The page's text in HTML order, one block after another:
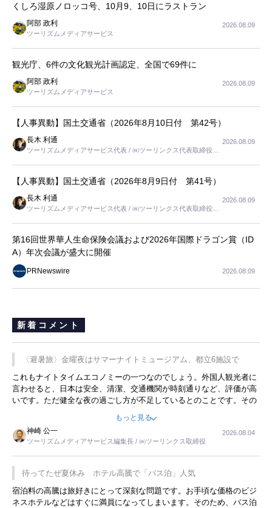
くしろ湿原ノロッコ号、10月9、10日にラストラン
阿部 政利
ツーリズムメディアサービス
2026.08.09
観光庁、6件の文化観光計画認定、全国で69件に
阿部 政利
ツーリズムメディアサービス
2026.08.09
【人事異動】国土交通省（2026年8月10日付 第42号）
長木 利通
ツーリズムメディアサービス代表 / ㈱ツーリンクス代表取締役社
2026.08.09
【人事異動】国土交通省（2026年8月9日付 第41号）
長木 利通
ツーリズムメディアサービス代表 / ㈱ツーリンクス代表取締役社
2026.08.09
第16回世界華人生命保険会議および2026年国際ドラゴン賞（ID
A）年次会議が盛大に開催
PRNewswire 2026.08.09
新着コメント
〈避暑旅〉金曜夜はサマーナイトミュージアム、都立6施設で
これもナイトタイムエコノミーの一つなのでしょう。外国人観光者に
言わせると、日本は安全、清潔、交通機関が時刻通りなど、評価が高
いです。ただ健全な夜の過ごし方が不足しているとのことです。その
ような意味で、金曜夜にこのようなイベントが行われれば、日本人に
限らず外国人にとっても楽しみが増えるでしょうね。
もっと見る
神崎 公一
ツーリズムメディアサービス編集長 / ㈱ツーリンクス取締役
2026.08.04
待ってたぜ夏休み ホテル高騰で「バス泊」人気
宿泊料の高騰は旅好きにとって深刻な問題です。お手頃な価格のビジ
ネスホテルなどはすぐに満員になってしまいます。そのため、バス泊